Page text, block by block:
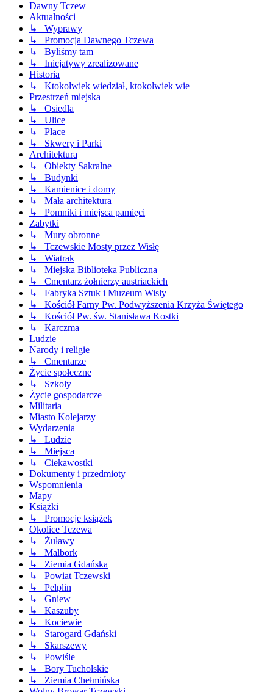
Dawny Tczew
Aktualności
↳ Wyprawy
↳ Promocja Dawnego Tczewa
↳ Byliśmy tam
↳ Inicjatywy zrealizowane
Historia
↳ Ktokolwiek wiedział, ktokolwiek wie
Przestrzeń miejska
↳ Osiedla
↳ Ulice
↳ Place
↳ Skwery i Parki
Architektura
↳ Obiekty Sakralne
↳ Budynki
↳ Kamienice i domy
↳ Mała architektura
↳ Pomniki i miejsca pamięci
Zabytki
↳ Mury obronne
↳ Tczewskie Mosty przez Wisłę
↳ Wiatrak
↳ Miejska Biblioteka Publiczna
↳ Cmentarz żołnierzy austriackich
↳ Fabryka Sztuk i Muzeum Wisły
↳ Kościół Farny Pw. Podwyższenia Krzyża Świętego
↳ Kościół Pw. św. Stanisława Kostki
↳ Karczma
Ludzie
Narody i religie
↳ Cmentarze
Życie społeczne
↳ Szkoły
Życie gospodarcze
Militaria
Miasto Kolejarzy
Wydarzenia
↳ Ludzie
↳ Miejsca
↳ Ciekawostki
Dokumenty i przedmioty
Wspomnienia
Mapy
Książki
↳ Promocje książek
Okolice Tczewa
↳ Żuławy
↳ Malbork
↳ Ziemia Gdańska
↳ Powiat Tczewski
↳ Pelplin
↳ Gniew
↳ Kaszuby
↳ Kociewie
↳ Starogard Gdański
↳ Skarszewy
↳ Powiśle
↳ Bory Tucholskie
↳ Ziemia Chełmińska